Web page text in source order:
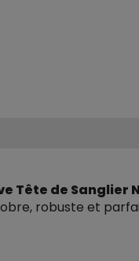
Tête de Sanglier
robuste et